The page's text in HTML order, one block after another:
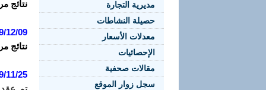
مديرية التجارة
حصيلة النشاطات
معدلات الأسعار
الإحصائيات
مقالات صحفية
سجل زوار الموقع
نتائج
12/09
نتائج
11/25